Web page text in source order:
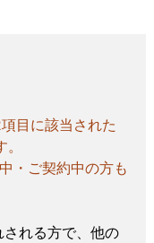
目に該当された
・ご契約中の方も
れる方で、他の